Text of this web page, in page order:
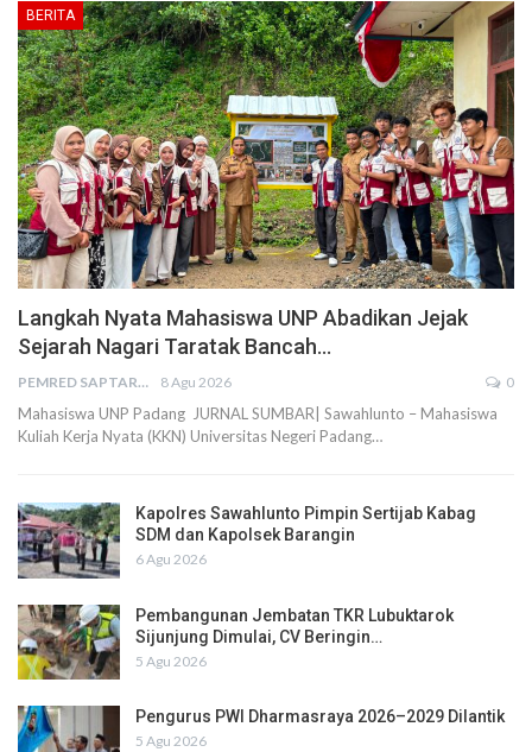
BERITA
Langkah Nyata Mahasiswa UNP Abadikan Jejak
Sejarah Nagari Taratak Bancah…
PEMRED SAPTARIUS 8 Agu 2026 0
Mahasiswa UNP Padang JURNAL SUMBAR| Sawahlunto – Mahasiswa
Kuliah Kerja Nyata (KKN) Universitas Negeri Padang…
Kapolres Sawahlunto Pimpin Sertijab Kabag
SDM dan Kapolsek Barangin
6 Agu 2026
Pembangunan Jembatan TKR Lubuktarok
Sijunjung Dimulai, CV Beringin…
5 Agu 2026
Pengurus PWI Dharmasraya 2026–2029 Dilantik
5 Agu 2026